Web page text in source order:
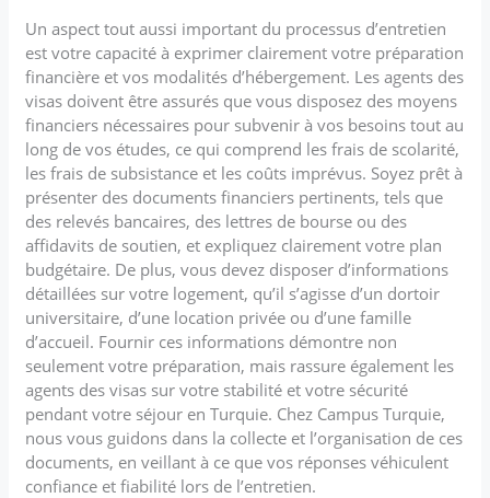
Un aspect tout aussi important du processus d’entretien
est votre capacité à exprimer clairement votre préparation
financière et vos modalités d’hébergement. Les agents des
visas doivent être assurés que vous disposez des moyens
financiers nécessaires pour subvenir à vos besoins tout au
long de vos études, ce qui comprend les frais de scolarité,
les frais de subsistance et les coûts imprévus. Soyez prêt à
présenter des documents financiers pertinents, tels que
des relevés bancaires, des lettres de bourse ou des
affidavits de soutien, et expliquez clairement votre plan
budgétaire. De plus, vous devez disposer d’informations
détaillées sur votre logement, qu’il s’agisse d’un dortoir
universitaire, d’une location privée ou d’une famille
d’accueil. Fournir ces informations démontre non
seulement votre préparation, mais rassure également les
agents des visas sur votre stabilité et votre sécurité
pendant votre séjour en Turquie. Chez Campus Turquie,
nous vous guidons dans la collecte et l’organisation de ces
documents, en veillant à ce que vos réponses véhiculent
confiance et fiabilité lors de l’entretien.